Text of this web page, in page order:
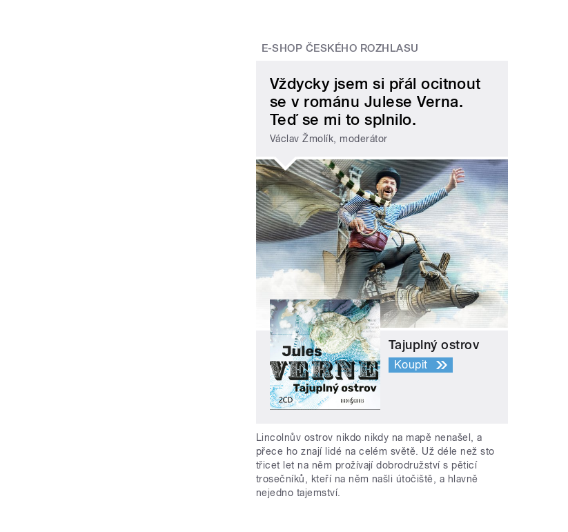
E-SHOP ČESKÉHO ROZHLASU
Vždycky jsem si přál ocitnout
se v románu Julese Verna.
Teď se mi to splnilo.
Václav Žmolík, moderátor
Tajuplný ostrov
Koupit
Lincolnův ostrov nikdo nikdy na mapě nenašel, a
přece ho znají lidé na celém světě. Už déle než sto
třicet let na něm prožívají dobrodružství s pěticí
trosečníků, kteří na něm našli útočiště, a hlavně
nejedno tajemství.